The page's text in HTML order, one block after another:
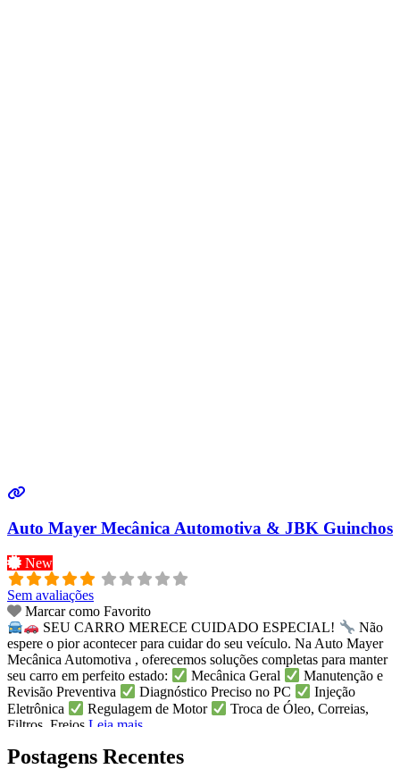
Auto Mayer Mecânica Automotiva & JBK Guinchos
New
Sem avaliações
Marcar como Favorito
SEU CARRO MERECE CUIDADO ESPECIAL!
Não
espere o pior acontecer para cuidar do seu veículo. Na Auto Mayer
Mecânica Automotiva , oferecemos soluções completas para manter
seu carro em perfeito estado:
Mecânica Geral
Manutenção e
Revisão Preventiva
Diagnóstico Preciso no PC
Injeção
Eletrônica
Regulagem de Motor
Troca de Óleo, Correias,
Filtros, Freios Leia mais...
Postagens Recentes